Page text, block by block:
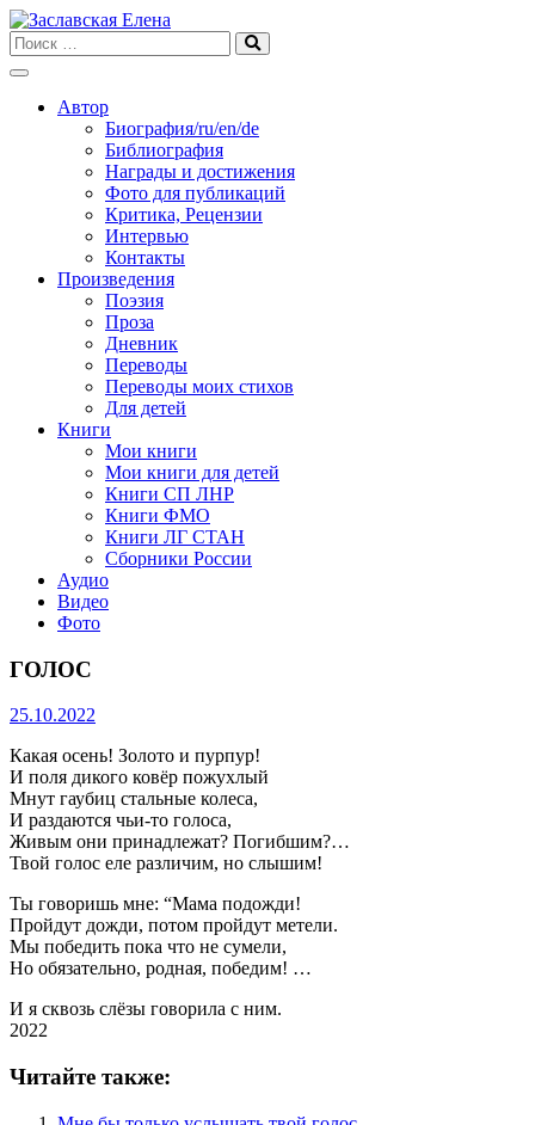
Skip
to
content
Автор
Биография/ru/en/de
Библиография
Награды и достижения
Фото для публикаций
Критика, Рецензии
Интервью
Контакты
Произведения
Поэзия
Проза
Дневник
Переводы
Переводы моих стихов
Для детей
Книги
Мои книги
Мои книги для детей
Книги СП ЛНР
Книги ФМО
Книги ЛГ СТАН
Сборники России
Аудио
Видео
Фото
ГОЛОС
25.10.2022
Какая осень! Золото и пурпур!
И поля дикого ковёр пожухлый
Мнут гаубиц стальные колеса,
И раздаются чьи-то голоса,
Живым они принадлежат? Погибшим?…
Твой голос еле различим, но слышим!
Ты говоришь мне: “Мама подожди!
Пройдут дожди, потом пройдут метели.
Мы победить пока что не сумели,
Но обязательно, родная, победим! …
И я сквозь слёзы говорила с ним.
2022
Читайте также: